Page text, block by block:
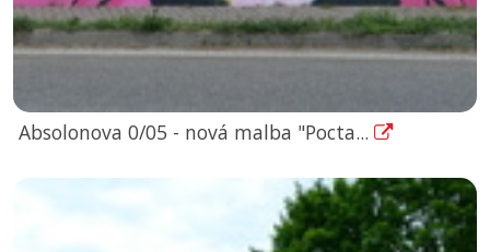
Absolonova 0/05 - nová malba "Pocta...